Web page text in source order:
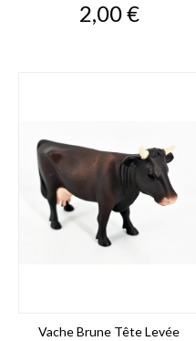
Prix
2,00 €
Vache Brune Tête Levée